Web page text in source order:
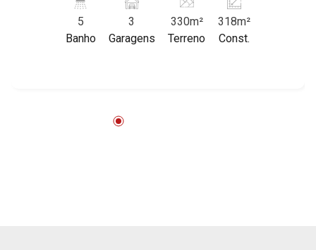
imóvel que a Martinelli Imobiliária selecionou
para você: - 330m² de área terreno e 318m² de
área construída - 4 salas amplas - 5 WCs
em Venda, Locação e Lançamentos! Avenida
5
Banho
3
Garagens
330m²
Terreno
318m²
Const.